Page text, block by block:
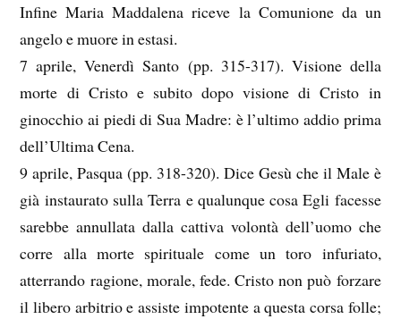
Infine Maria Maddalena riceve la Comunione da un
angelo e muore in estasi.
7 aprile, Venerdì Santo (pp. 315-317). Visione della
morte di Cristo e subito dopo visione di Cristo in
ginocchio ai piedi di Sua Madre: è l’ultimo addio prima
dell’Ultima Cena.
9 aprile, Pasqua (pp. 318-320). Dice Gesù che il Male è
già instaurato sulla Terra e qualunque cosa Egli facesse
sarebbe annullata dalla cattiva volontà dell’uomo che
corre alla morte spirituale come un toro infuriato,
atterrando ragione, morale, fede. Cristo non può forzare
il libero arbitrio e assiste impotente a questa corsa folle;